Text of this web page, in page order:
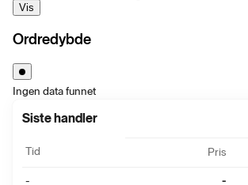
Vis
Ordredybde
Ingen data funnet
Siste handler
Tid Pris
- -